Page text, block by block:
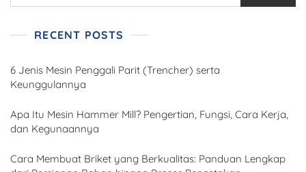
RECENT POSTS
6 Jenis Mesin Penggali Parit (Trencher) serta
Keunggulannya
Apa Itu Mesin Hammer Mill? Pengertian, Fungsi, Cara Kerja,
dan Kegunaannya
Cara Membuat Briket yang Berkualitas: Panduan Lengkap